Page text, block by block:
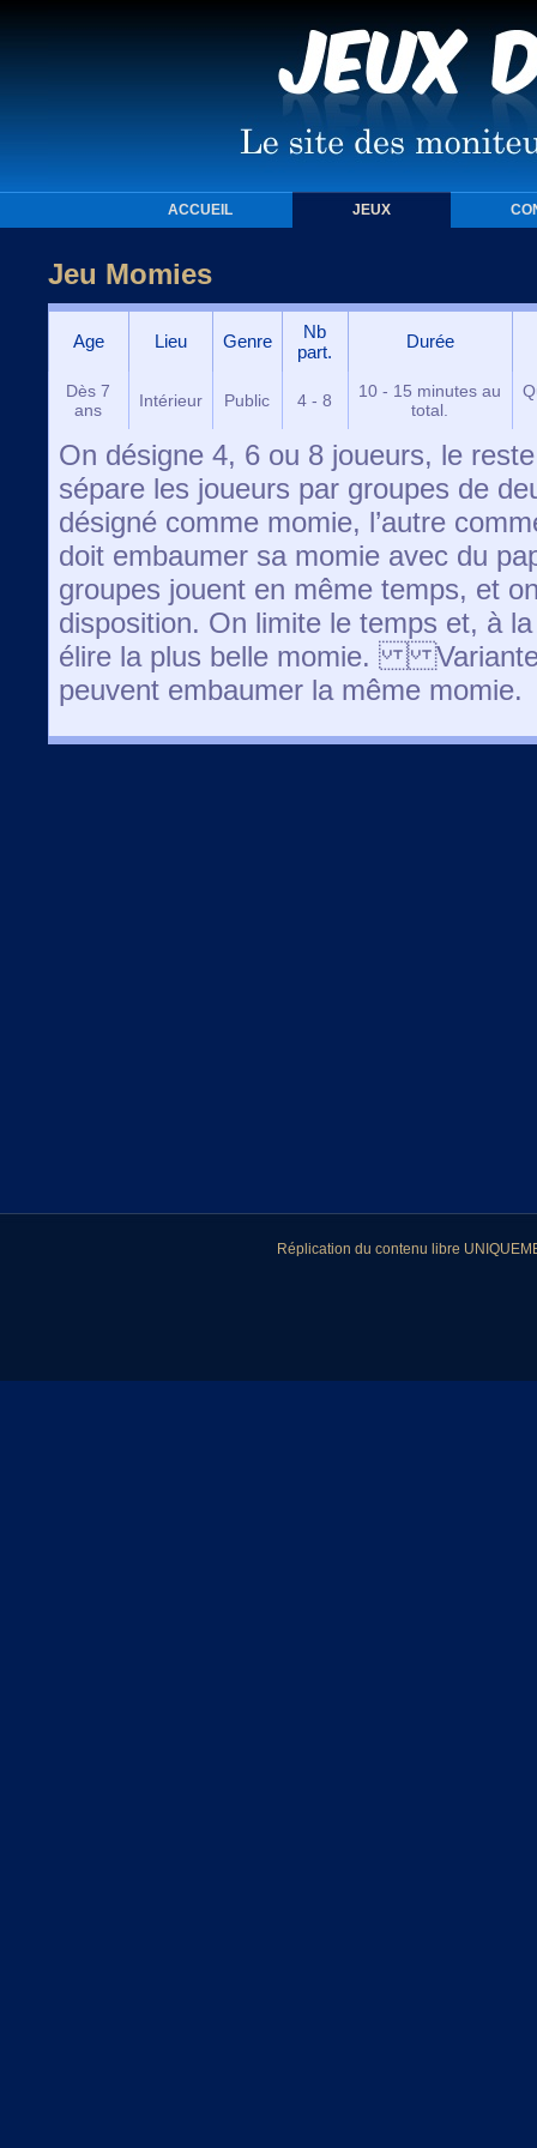
ACCUEIL JEUX
Jeu Momies
Age Lieu Genre
Nb
part.
Durée
Dès 7
ans
Intérieur Public 4 - 8
10 - 15 minutes au
total.
On désigne 4, 6 ou 8 joueurs, le
sépare les joueurs par groupes de
désigné comme momie, l’autre
doit embaumer sa momie avec du
groupes jouent en même temps, et
disposition. On limite le temps et, à
élire la plus belle momie. Variante
peuvent embaumer la même momie.
Réplication du contenu libre